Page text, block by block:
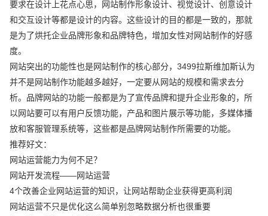
要求在设计上花点心思，网站制作形象设计、视觉设计、创意设计
和交互设计等都是设计的内容。这些设计的目的都是一致的，那就
是为了烘托企业品牌形象和品牌特色，增加女性对网站制作的好感
度。
网站突出的功能性也是网站制作的核心部分，3499拉斯维加斯认为
并不是网站制作功能越多越好，一定要从网站的规模和需求去分
析。品牌网站的功能一般都是为了宣传品牌和提升企业形象的，所
以网站要可以有用户反馈功能，产品和图片展示等功能，多媒体播
放和客服管理系统等，这些都是品牌网站制作所需要的功能。
推荐好文：
网站运营能力为何不足？
网站开发流程——网站运营
4个改善企业网站运营的知识，让网站帮助企业获得更高利润
网站运营不只是优化这么简单别忽略数据分析也很重要